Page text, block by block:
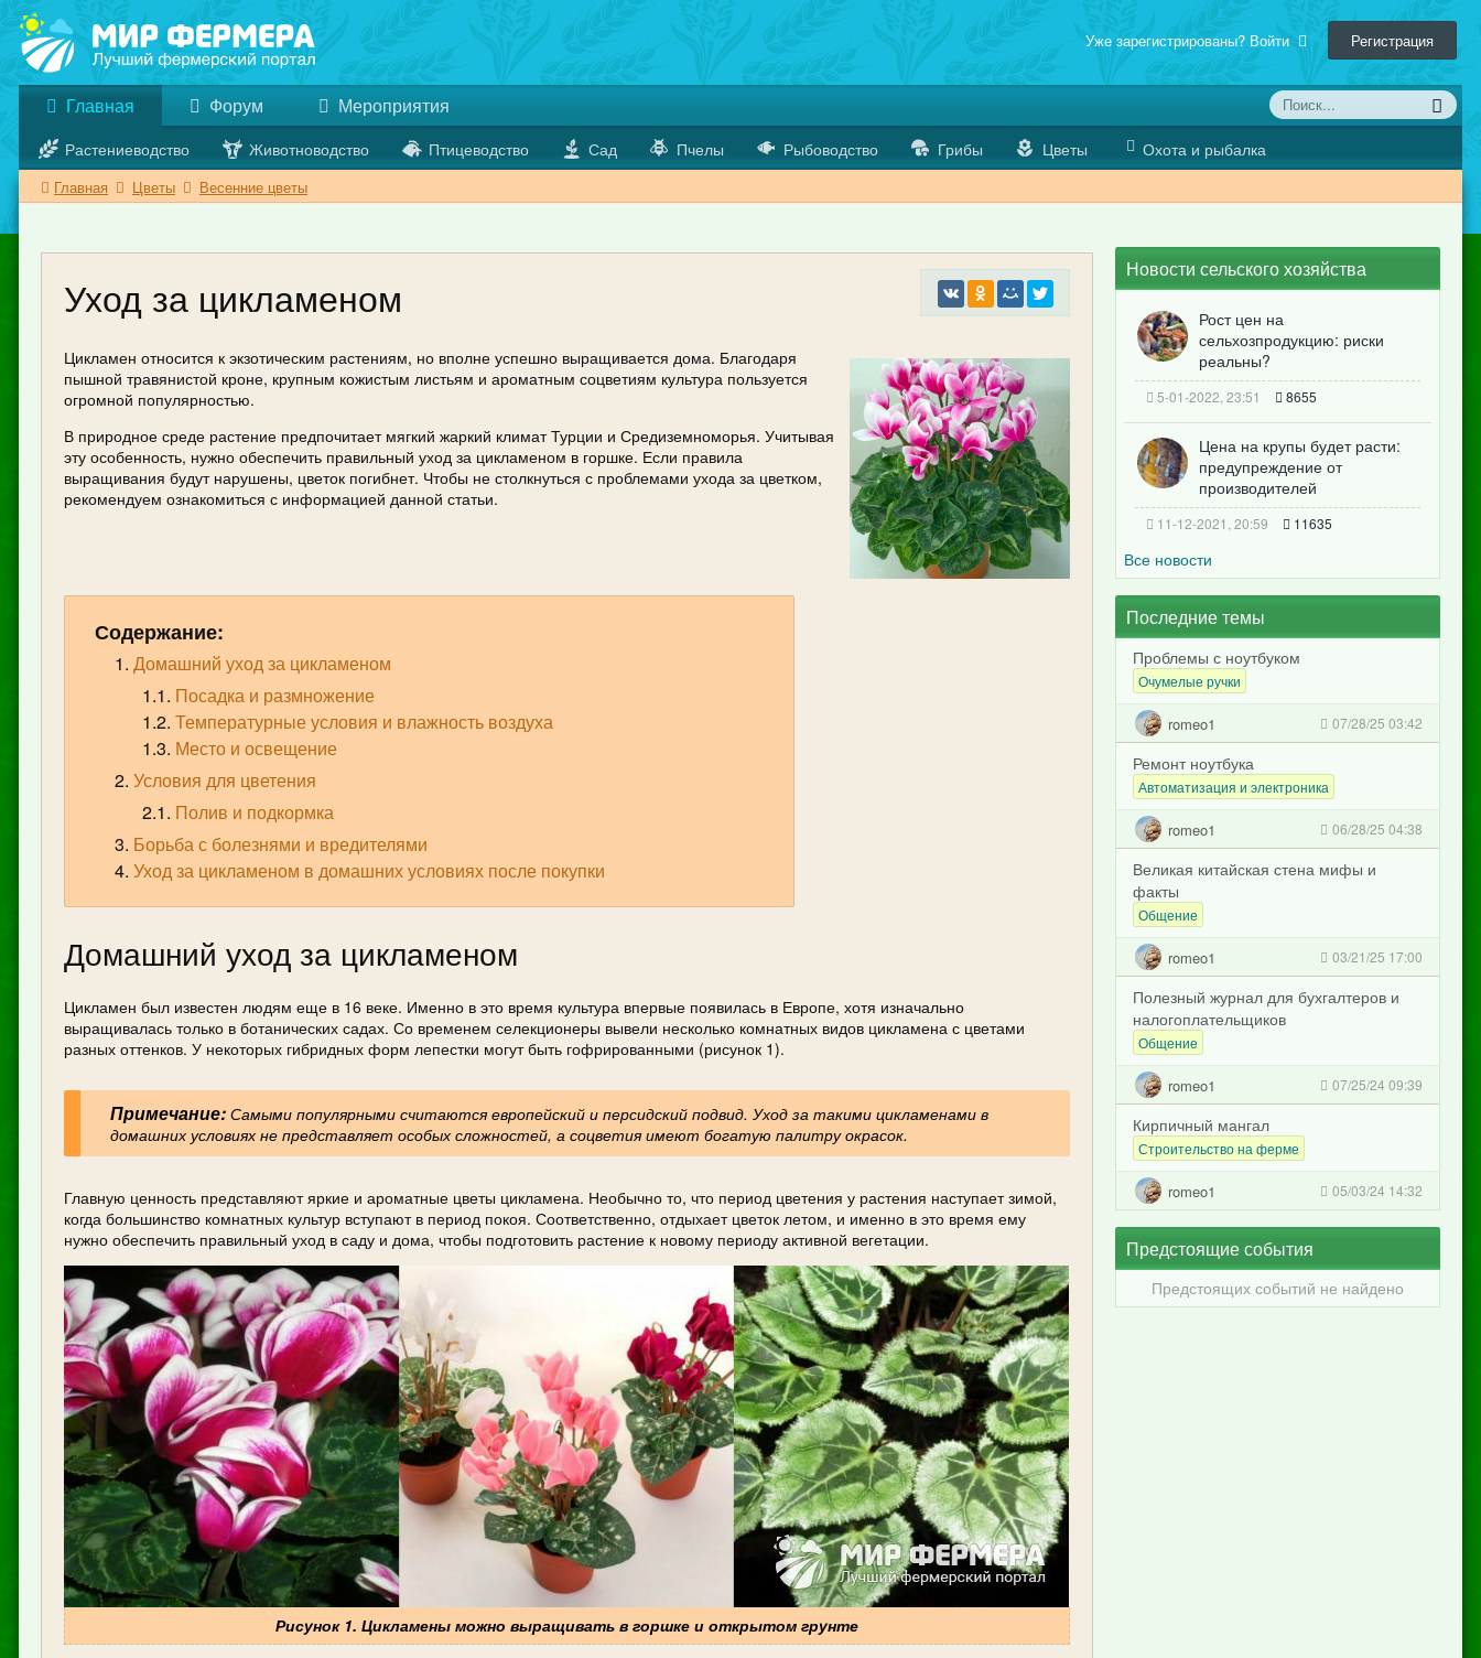
Уже зарегистрированы? Войти Регистрация
Главная
Растениеводство Животноводство Птицеводство Сад Пчелы Рыбоводство Грибы Цветы Охота и рыбалка
Форум Мероприятия
Главная Цветы Весенние цветы
Уход за цикламеном
Цикламен относится к экзотическим растениям, но вполне успешно выращивается дома. Благодаря
пышной травянистой кроне, крупным кожистым листьям и ароматным соцветиям культура пользуется
огромной популярностью.
В природное среде растение предпочитает мягкий жаркий климат Турции и Средиземноморья. Учитывая
эту особенность, нужно обеспечить правильный уход за цикламеном в горшке. Если правила
выращивания будут нарушены, цветок погибнет. Чтобы не столкнуться с проблемами ухода за цветком,
рекомендуем ознакомиться с информацией данной статьи.
Содержание:
Домашний уход за цикламеном
Посадка и размножение
Температурные условия и влажность воздуха
Место и освещение
Условия для цветения
Полив и подкормка
Борьба с болезнями и вредителями
Уход за цикламеном в домашних условиях после покупки
Домашний уход за цикламеном
Цикламен был известен людям еще в 16 веке. Именно в это время культура впервые появилась в Европе, хотя изначально
выращивалась только в ботанических садах. Со временем селекционеры вывели несколько комнатных видов цикламена с цветами
разных оттенков. У некоторых гибридных форм лепестки могут быть гофрированными (рисунок 1).
Примечание: Самыми популярными считаются европейский и персидский подвид. Уход за такими цикламенами в
домашних условиях не представляет особых сложностей, а соцветия имеют богатую палитру окрасок.
Главную ценность представляют яркие и ароматные цветы цикламена. Необычно то, что период цветения у растения наступает зимой,
когда большинство комнатных культур вступают в период покоя. Соответственно, отдыхает цветок летом, и именно в это время ему
нужно обеспечить правильный уход в саду и дома, чтобы подготовить растение к новому периоду активной вегетации.
Рисунок 1. Цикламены можно выращивать в горшке и открытом грунте
Новости сельского хозяйства
Рост цен на
сельхозпродукцию: риски
реальны?
5-01-2022, 23:51 8655
Цена на крупы будет расти:
предупреждение от
производителей
11-12-2021, 20:59 11635
Все новости
Последние темы
Проблемы с ноутбуком
Очумелые ручки
romeo1 07/28/25 03:42
Ремонт ноутбука
Автоматизация и электроника
romeo1 06/28/25 04:38
Великая китайская стена мифы и
факты
Общение
romeo1 03/21/25 17:00
Полезный журнал для бухгалтеров и
налогоплательщиков
Общение
romeo1 07/25/24 09:39
Кирпичный мангал
Строительство на ферме
romeo1 05/03/24 14:32
Предстоящие события
Предстоящих событий не найдено